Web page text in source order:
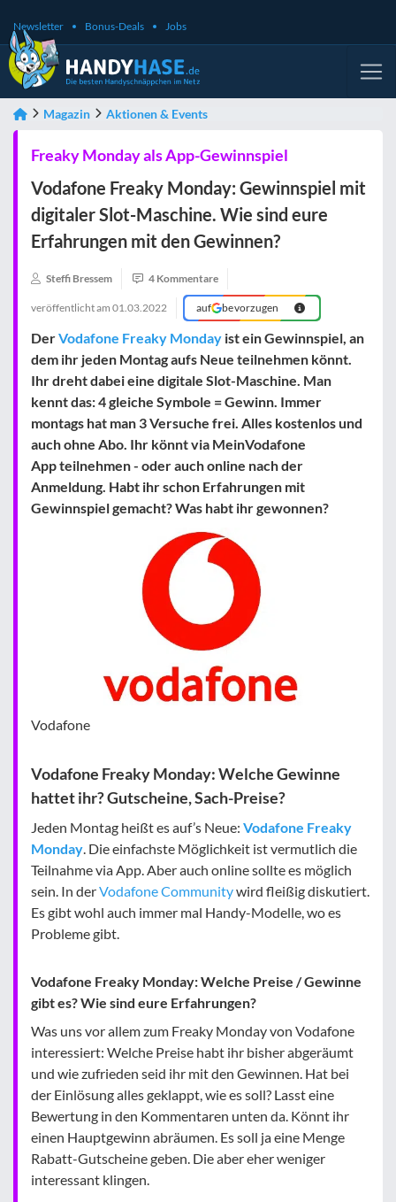
Newsletter Bonus-Deals Jobs
Magazin Aktionen & Events
Freaky Monday als App-Gewinnspiel
Vodafone Freaky Monday: Gewinnspiel mit
digitaler Slot-Maschine. Wie sind eure
Erfahrungen mit den Gewinnen?
Steffi Bressem 4 Kommentare
veröffentlicht am 01.03.2022 auf bevorzugen
DerVodafone Freaky Monday ist ein Gewinnspiel, an
dem ihr jeden Montag aufs Neue teilnehmen könnt.
Ihr dreht dabei eine digitale Slot-Maschine. Man
kennt das: 4 gleiche Symbole = Gewinn. Immer
montags hat man 3 Versuche frei. Alles kostenlos und
auch ohne Abo. Ihr könnt via MeinVodafone
App teilnehmen - oder auch online nach der
Anmeldung. Habt ihr schon Erfahrungen mit
Gewinnspiel gemacht? Was habt ihr gewonnen?
Vodafone
Vodafone Freaky Monday: Welche Gewinne
hattet ihr? Gutscheine, Sach-Preise?
Jeden Montag heißt es auf’s Neue: Vodafone Freaky
Monday. Die einfachste Möglichkeit ist vermutlich die
Teilnahme via App. Aber auch online sollte es möglich
sein. In derVodafone Communitywird fleißig diskutiert.
Es gibt wohl auch immer mal Handy-Modelle, wo es
Probleme gibt.
Vodafone Freaky Monday: Welche Preise / Gewinne
gibt es? Wie sind eure Erfahrungen?
Was uns vor allem zum Freaky Monday von Vodafone
interessiert: Welche Preise habt ihr bisher abgeräumt
und wie zufrieden seid ihr mit den Gewinnen. Hat bei
der Einlösung alles geklappt, wie es soll? Lasst eine
Bewertung in den Kommentaren unten da. Könnt ihr
einen Hauptgewinn abräumen. Es soll ja eine Menge
Rabatt-Gutscheine geben. Die aber eher weniger
interessant klingen.